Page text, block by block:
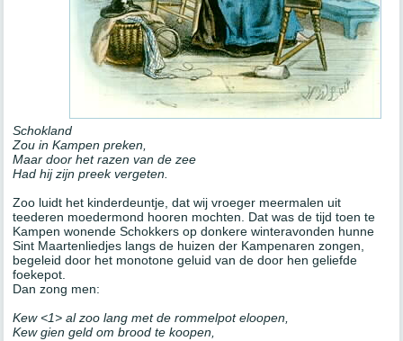
Schokland
Zou in Kampen preken,
Maar door het razen van de zee
Had hij zijn preek vergeten.
Zoo luidt het kinderdeuntje, dat wij vroeger meermalen uit
teederen moedermond hooren mochten. Dat was de tijd toen te
Kampen wonende Schokkers op donkere winteravonden hunne
Sint Maartenliedjes langs de huizen der Kampenaren zongen,
begeleid door het monotone geluid van de door hen geliefde
foekepot.
Dan zong men:
Kew <1> al zoo lang met de rommelpot eloopen,
Kew gien geld om brood te koopen,